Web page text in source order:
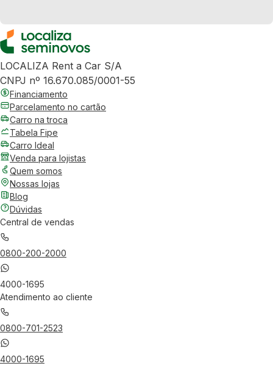
LOCALIZA Rent a Car S/A
CNPJ nº 16.670.085/0001-55
Financiamento
Parcelamento no cartão
Carro na troca
Tabela Fipe
Carro Ideal
Venda para lojistas
Quem somos
Nossas lojas
Blog
Dúvidas
Central de vendas
0800-200-2000
4000-1695
Atendimento ao cliente
0800-701-2523
4000-1695